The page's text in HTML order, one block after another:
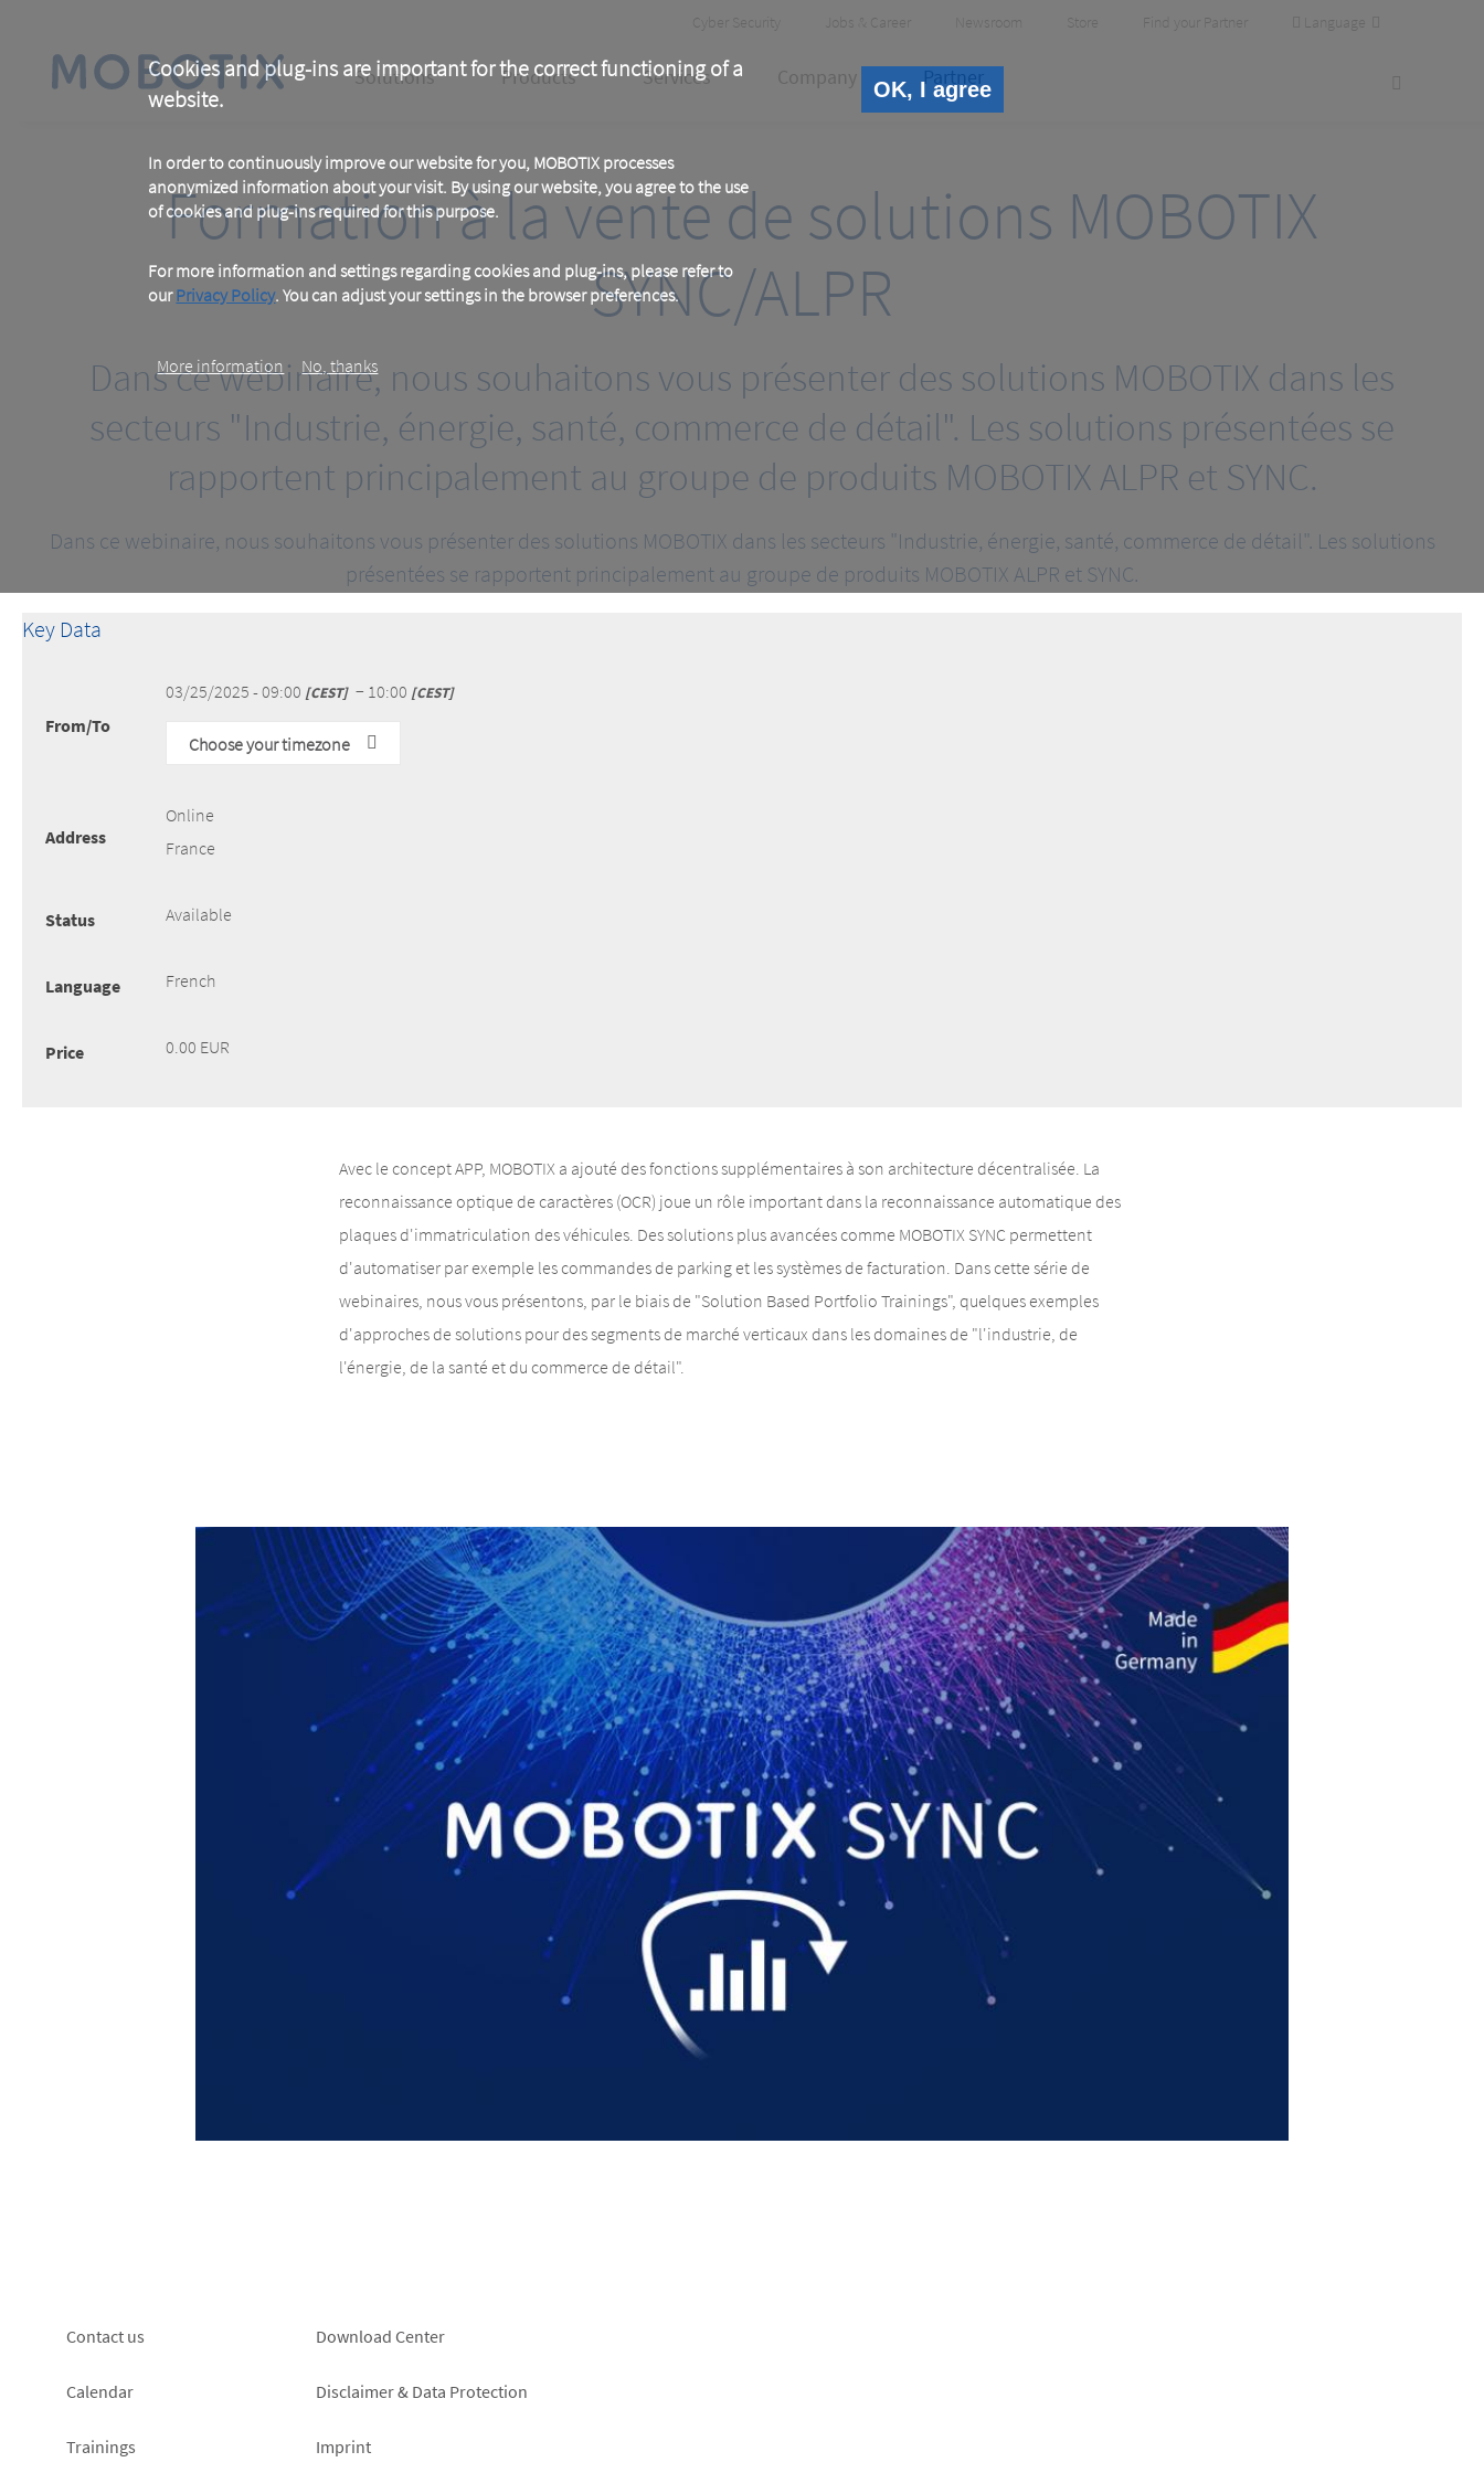
Cookies and plug-ins are important for the correct functioning of a
website.
In order to continuously improve our website for you, MOBOTIX processes
anonymized information about your visit. By using our website, you agree to the use
of cookies and plug-ins required for this purpose.
For more information and settings regarding cookies and plug-ins, please refer to
ourPrivacy Policy. You can adjust your settings in the browser preferences.
More information No, thanks
OK, I agree
content
Header
Meta
Cyber Security Jobs & Career Newsroom Store Find your Partner Language
Main
Solutions Products Services Company Partner
Formation à la vente de solutions MOBOTIX
SYNC/ALPR
Dans ce webinaire, nous souhaitons vous présenter des solutions MOBOTIX dans les
secteurs "Industrie, énergie, santé, commerce de détail". Les solutions présentées se
rapportent principalement au groupe de produits MOBOTIX ALPR et SYNC.
Dans ce webinaire, nous souhaitons vous présenter des solutions MOBOTIX dans les secteurs "Industrie, énergie, santé, commerce de détail". Les solutions
présentées se rapportent principalement au groupe de produits MOBOTIX ALPR et SYNC.
Key Data
From/To
03/25/2025 - 09:00 CEST − 10:00 CEST
Choose your timezone
Address
Online
France
Status Available
Language French
Price 0.00 EUR
Avec le concept APP, MOBOTIX a ajouté des fonctions supplémentaires à son architecture décentralisée. La
reconnaissance optique de caractères (OCR) joue un rôle important dans la reconnaissance automatique des
plaques d'immatriculation des véhicules. Des solutions plus avancées comme MOBOTIX SYNC permettent
d'automatiser par exemple les commandes de parking et les systèmes de facturation. Dans cette série de
webinaires, nous vous présentons, par le biais de "Solution Based Portfolio Trainings", quelques exemples
d'approches de solutions pour des segments de marché verticaux dans les domaines de "l'industrie, de
l'énergie, de la santé et du commerce de détail".
Footer
left
Contact us
Calendar
Trainings
Footer
right
Download Center
Disclaimer & Data Protection
Imprint